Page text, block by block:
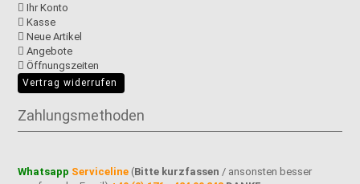
Ihr Konto
Kasse
Neue Artikel
Angebote
Öffnungszeiten
Vertrag widerrufen
Zahlungsmethoden
Whatsapp Serviceline (Bitte kurzfassen / ansonsten besser